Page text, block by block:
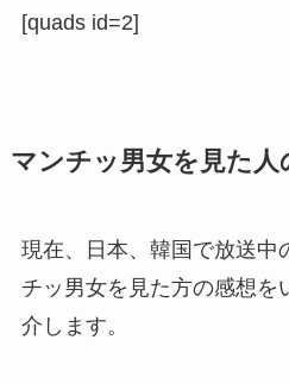
[quads id=2]
マンチッ男女を見た
現在、日本、韓国で放送中
チッ男女を見た方の感想を
介します。